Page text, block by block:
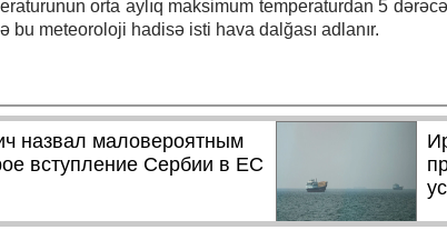
orta aylıq maksimum temperaturdan 5
bu meteoroloji hadisə isti hava dalğası adlanır.